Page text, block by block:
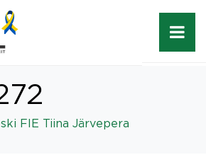
FIE Tiina Järvepera